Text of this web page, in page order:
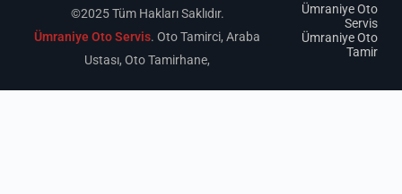
©2025 Tüm Hakları Saklıdır.
Ümraniye Oto Servis. Oto Tamirci, Araba
Ustası, Oto Tamirhane,
Ümraniye Oto
Servis
Ümraniye Oto
Tamir